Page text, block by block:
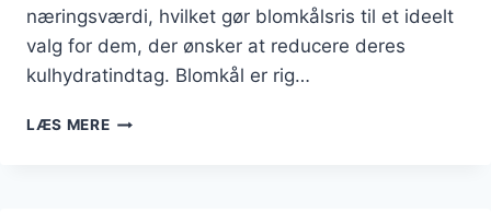
næringsværdi, hvilket gør blomkålsris til et ideelt
valg for dem, der ønsker at reducere deres
kulhydratindtag. Blomkål er rig…
LÆS MEREBLOMKÅLSRIS